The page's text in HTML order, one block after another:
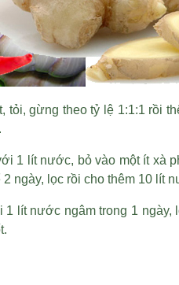
tỏi, gừng theo tỷ lệ 1:1:1 rồi
1 lít nước, bỏ vào một ít xà
ngày, lọc rồi cho thêm 10 lít
lít nước ngâm trong 1